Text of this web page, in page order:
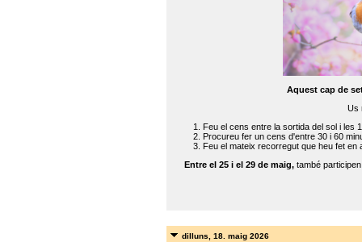
Aquest cap de
Us
Feu el cens entre la sortida del sol i les
Procureu fer un cens d'entre 30 i 60
Feu el mateix recorregut que heu fet en
Entre el 25 i el 29 de maig, també
dilluns, 18. maig 2026